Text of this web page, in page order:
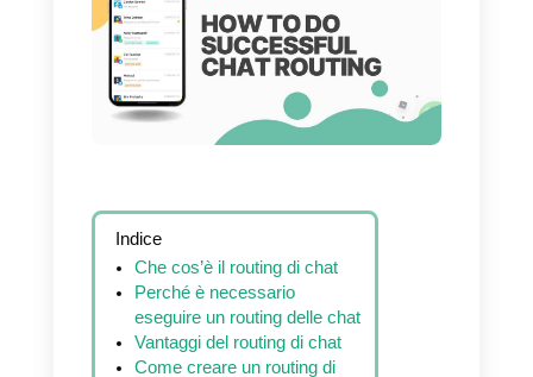
di vendita e
supporto?